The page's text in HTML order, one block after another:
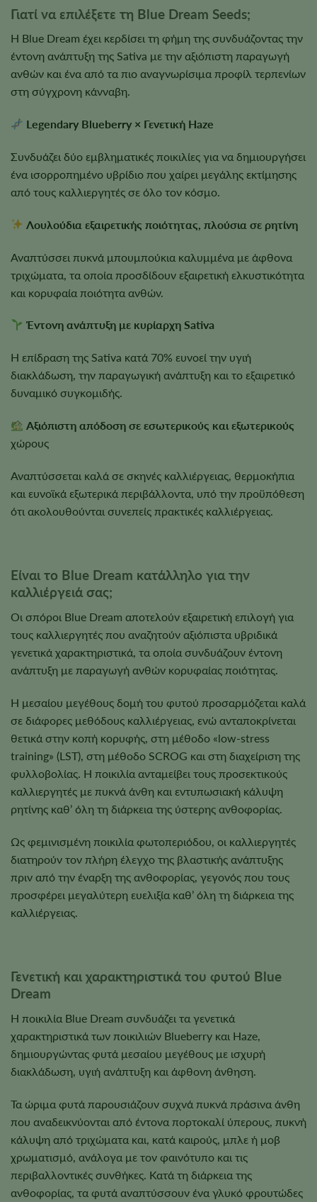
Γιατί να επιλέξετε τη Blue Dream Seeds;
Η Blue Dream έχει κερδίσει τη φήμη της συνδυάζοντας την
έντονη ανάπτυξη της Sativa με την αξιόπιστη παραγωγή
ανθών και ένα από τα πιο αναγνωρίσιμα προφίλ τερπενίων
στη σύγχρονη κάνναβη.
Legendary Blueberry × Γενετική Haze
Συνδυάζει δύο εμβληματικές ποικιλίες για να δημιουργήσει
ένα ισορροπημένο υβρίδιο που χαίρει μεγάλης εκτίμησης
από τους καλλιεργητές σε όλο τον κόσμο.
Λουλούδια εξαιρετικής ποιότητας, πλούσια σε ρητίνη
Αναπτύσσει πυκνά μπουμπούκια καλυμμένα με άφθονα
τριχώματα, τα οποία προσδίδουν εξαιρετική ελκυστικότητα
και κορυφαία ποιότητα ανθών.
Έντονη ανάπτυξη με κυρίαρχη Sativa
Η επίδραση της Sativa κατά 70% ευνοεί την υγιή
διακλάδωση, την παραγωγική ανάπτυξη και το εξαιρετικό
δυναμικό συγκομιδής.
Αξιόπιστη απόδοση σε εσωτερικούς και εξωτερικούς
χώρους
Αναπτύσσεται καλά σε σκηνές καλλιέργειας, θερμοκήπια
και ευνοϊκά εξωτερικά περιβάλλοντα, υπό την προϋπόθεση
ότι ακολουθούνται συνεπείς πρακτικές καλλιέργειας.
Είναι το Blue Dream κατάλληλο για την
καλλιέργειά σας;
Οι σπόροι Blue Dream αποτελούν εξαιρετική επιλογή για
τους καλλιεργητές που αναζητούν αξιόπιστα υβριδικά
γενετικά χαρακτηριστικά, τα οποία συνδυάζουν έντονη
ανάπτυξη με παραγωγή ανθών κορυφαίας ποιότητας.
Η μεσαίου μεγέθους δομή του φυτού προσαρμόζεται καλά
σε διάφορες μεθόδους καλλιέργειας, ενώ ανταποκρίνεται
θετικά στην κοπή κορυφής, στη μέθοδο «low-stress
training» (LST), στη μέθοδο SCROG και στη διαχείριση της
φυλλοβολίας. Η ποικιλία ανταμείβει τους προσεκτικούς
καλλιεργητές με πυκνά άνθη και εντυπωσιακή κάλυψη
ρητίνης καθ’ όλη τη διάρκεια της ύστερης ανθοφορίας.
Ως φεμινισμένη ποικιλία φωτοπεριόδου, οι καλλιεργητές
διατηρούν τον πλήρη έλεγχο της βλαστικής ανάπτυξης
πριν από την έναρξη της ανθοφορίας, γεγονός που τους
προσφέρει μεγαλύτερη ευελιξία καθ’ όλη τη διάρκεια της
καλλιέργειας.
Γενετική και χαρακτηριστικά του φυτού Blue
Dream
Η ποικιλία Blue Dream συνδυάζει τα γενετικά
χαρακτηριστικά των ποικιλιών Blueberry και Haze,
δημιουργώντας φυτά μεσαίου μεγέθους με ισχυρή
διακλάδωση, υγιή ανάπτυξη και άφθονη άνθηση.
Τα ώριμα φυτά παρουσιάζουν συχνά πυκνά πράσινα άνθη
που αναδεικνύονται από έντονα πορτοκαλί ύπερους, πυκνή
κάλυψη από τριχώματα και, κατά καιρούς, μπλε ή μοβ
χρωματισμό, ανάλογα με τον φαινότυπο και τις
περιβαλλοντικές συνθήκες. Κατά τη διάρκεια της
ανθοφορίας, τα φυτά αναπτύσσουν ένα γλυκό φρουτώδες